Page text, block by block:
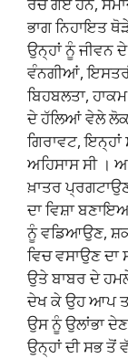
ਰਚੇ ਗਏ ਹਨ,
ਭਾਗ ਨਿਹਾਇਤ
ਉਨ੍ਹਾਂ ਨੂੰ ਜੀਵਨ
ਵੰਨਗੀਆਂ,
ਬਿਹਬਲਤਾ,
ਦੇ ਹੱਲਿਆਂ ਵੇਲੇ
ਗਿਰਾਵਟ, ਇਨ੍ਹਾਂ
ਅਹਿਸਾਸ ਸੀ ।
ਖ਼ਾਤਰ
ਦਾ ਵਿਸ਼ਾ
ਨੂੰ ਵਡਿਆਉਣ,
ਵਿਚ ਵਸਾਉਣ
ਉਤੇ ਬਾਬਰ ਦੇ
ਦੇਖ ਕੇ ਉਹ ਆਪ
ਉਸ ਨੂੰ ਉਲਾਂਭਾ
ਉਨ੍ਹਾਂ ਦੀ ਸਭ ਤੋਂ